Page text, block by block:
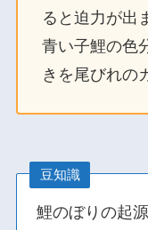
ると迫力が出
青い子鯉の色
きを尾びれの
豆知識
鯉のぼりの起